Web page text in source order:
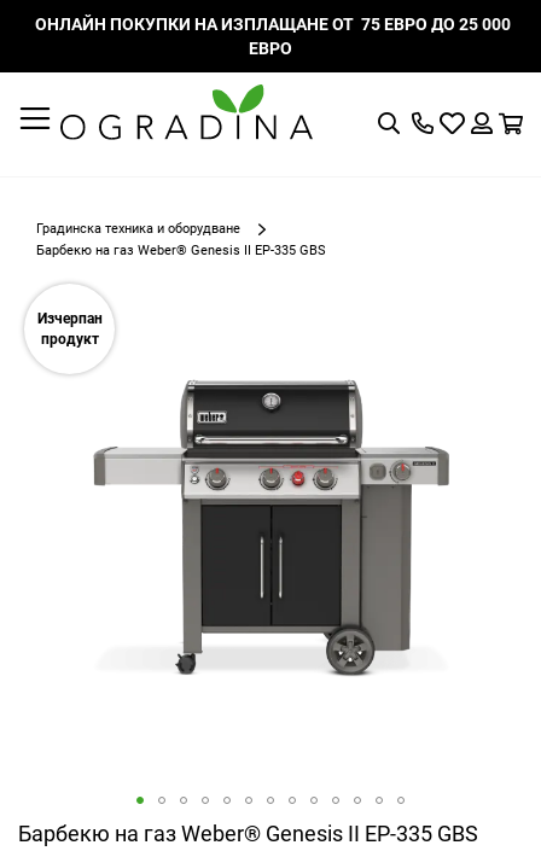
ОНЛАЙН ПОКУПКИ НА ИЗПЛАЩАНЕ ОТ 75 ЕВРО ДО 25 000
ЕВРО
ТърсенеМоят
Градинска техника и оборудване
Барбекю на газ Weber® Genesis II EP-335 GBS
Барбекю на газ Weber® Genesis II EP-335 GBS
Изчерпан
продукт
Преминете
към
края
на
Преминете